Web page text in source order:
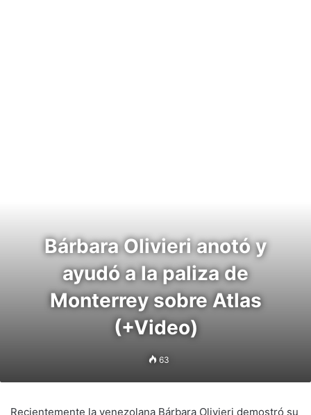
Bárbara Olivieri anotó y
ayudó a la paliza de
Monterrey sobre Atlas
(+Video)
63
Recientemente la venezolana Bárbara Olivieri demostró su